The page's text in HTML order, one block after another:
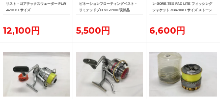
リスト・ゴアテックスウェーダー PLW
-4201G Lサイズ
12,100円
ビネーションフローティングベスト・
リミテッドプロ VE-190D 現状品
5,500円
ン GORE-TEX PAC LITE フィッシング
ジャケット ZGR-108 Lサイズ ストーン
系カラー
6,600円